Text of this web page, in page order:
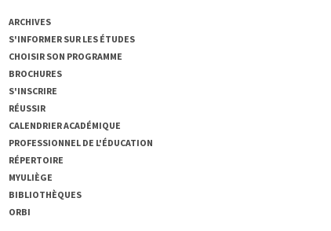
ARCHIVES
S'INFORMER SUR LES ÉTUDES
CHOISIR SON PROGRAMME
BROCHURES
S'INSCRIRE
RÉUSSIR
CALENDRIER ACADÉMIQUE
PROFESSIONNEL DE L'ÉDUCATION
RÉPERTOIRE
MYULIÈGE
BIBLIOTHÈQUES
ORBI